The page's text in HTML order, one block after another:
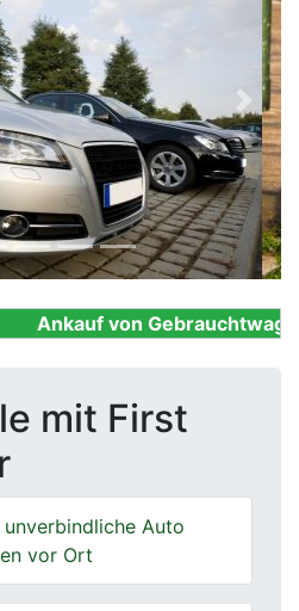
Next
Ankauf von
mit First
Auto
vor Ort